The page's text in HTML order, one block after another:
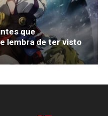
que
lembra de ter visto